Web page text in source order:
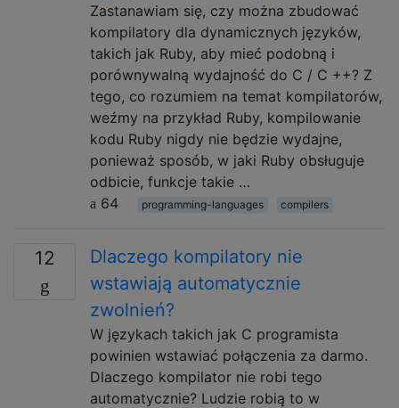
Zastanawiam się, czy można zbudować
kompilatory dla dynamicznych języków,
takich jak Ruby, aby mieć podobną i
porównywalną wydajność do C / C ++? Z
tego, co rozumiem na temat kompilatorów,
weźmy na przykład Ruby, kompilowanie
kodu Ruby nigdy nie będzie wydajne,
ponieważ sposób, w jaki Ruby obsługuje
odbicie, funkcje takie …
64
programming-languages compilers
12
Dlaczego kompilatory nie
wstawiają automatycznie
zwolnień?
W językach takich jak C programista
powinien wstawiać połączenia za darmo.
Dlaczego kompilator nie robi tego
automatycznie? Ludzie robią to w